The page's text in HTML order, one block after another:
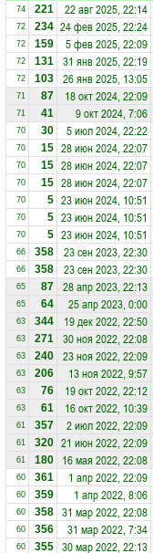
74 221 22 авг 2025, 22:14
72 234 24 фев 2025, 22:24
72 159 5 фев 2025, 22:09
72 131 31 янв 2025, 22:19
72 103 26 янв 2025, 13:05
71 87 18 окт 2024, 22:09
71 41 9 окт 2024, 7:06
70 30 5 июл 2024, 22:22
70 15 28 июн 2024, 22:07
70 15 28 июн 2024, 22:07
70 15 28 июн 2024, 22:07
70 5 23 июн 2024, 10:51
70 5 23 июн 2024, 10:51
70 5 23 июн 2024, 10:51
66 358 23 сен 2023, 22:30
66 358 23 сен 2023, 22:30
65 87 28 апр 2023, 22:13
65 64 25 апр 2023, 0:00
63 344 19 дек 2022, 22:50
63 271 30 ноя 2022, 22:08
63 240 23 ноя 2022, 22:09
63 206 13 ноя 2022, 9:57
63 76 19 окт 2022, 22:12
63 61 16 окт 2022, 10:39
61 357 2 июл 2022, 22:09
61 320 21 июн 2022, 22:09
61 180 16 мая 2022, 22:08
60 361 1 апр 2022, 22:09
60 359 1 апр 2022, 8:06
60 358 31 мар 2022, 22:08
60 356 31 мар 2022, 7:34
60 355 30 мар 2022, 22:13